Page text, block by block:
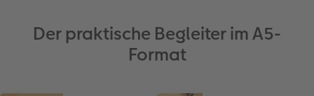
Der praktische Begleiter im A5-
Format